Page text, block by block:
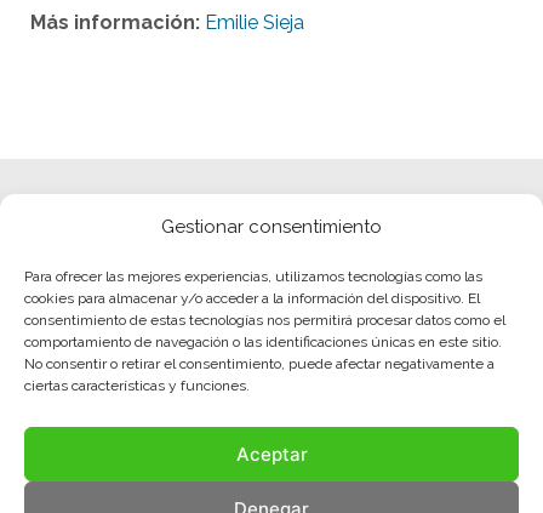
Gestionar consentimiento
Para ofrecer las mejores experiencias, utilizamos tecnologías como las
cookies para almacenar y/o acceder a la información del dispositivo. El
consentimiento de estas tecnologías nos permitirá procesar datos como el
comportamiento de navegación o las identificaciones únicas en este sitio.
No consentir o retirar el consentimiento, puede afectar negativamente a
ciertas características y funciones.
Aceptar
Denegar
Más información: Emilie Sieja